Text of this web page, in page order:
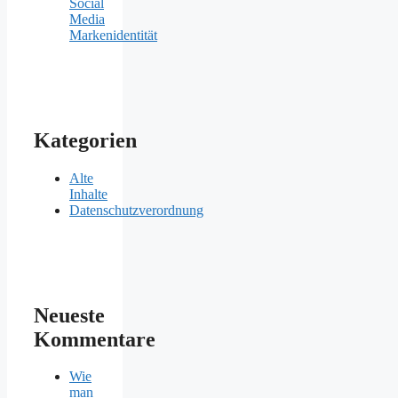
Media
Markenidentität
Kategorien
Alte
Inhalte
Datenschutzverordnung
Neueste
Kommentare
Wie
man